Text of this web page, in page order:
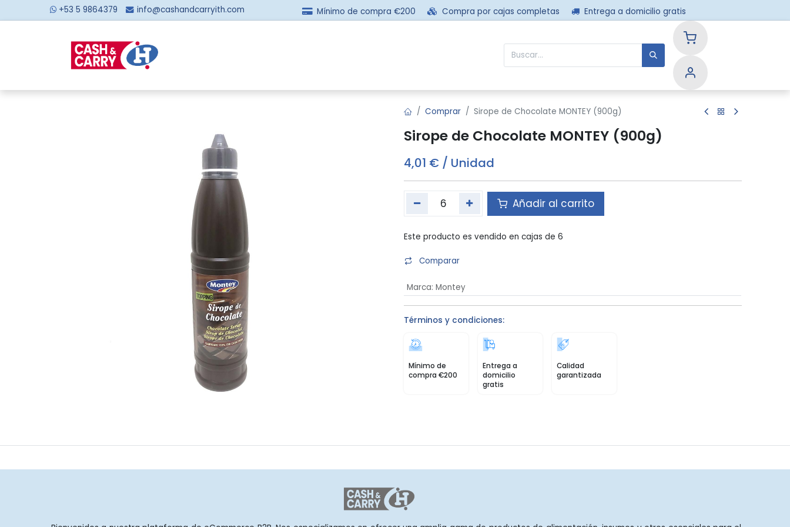
+53 5 9864379 info@cashandcarryith.com Mínimo de compra €200 Compra por cajas completas Entrega a domicilio gratis
Contáctanos
Comprar Sirope de Chocolate MONTEY (900g)
Sirope de Chocolate MONTEY (900g)
4,01 € / Unidad
Añadir al carrito
Este producto es vendido en cajas de 6
Comparar
Marca: Montey
Términos y condiciones:
Mínimo de
compra €200
Entrega a
domicilio
gratis
Calidad
garantizada